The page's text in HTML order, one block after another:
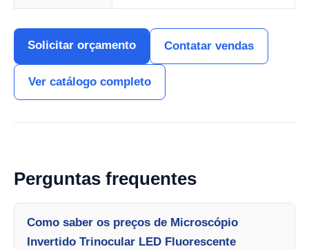
Solicitar orçamento Contatar vendas
Ver catálogo completo
Perguntas frequentes
Como saber os preços de Microscópio
Invertido Trinocular LED Fluorescente